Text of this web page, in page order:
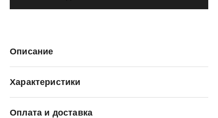
Описание
Характеристики
Оплата и доставка